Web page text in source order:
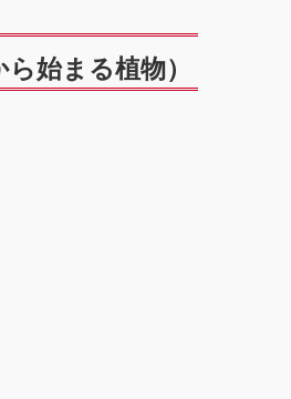
ら始まる植物）